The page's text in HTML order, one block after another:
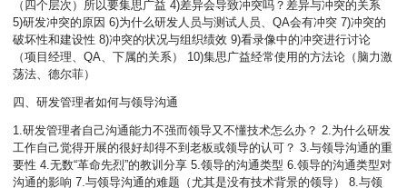
（四个层次）所以要集思广益 4)差异会导致冲突吗？差异与冲突的关系
5)研发冲突的原因 6)为什么研发人员与测试人员、QA会有冲突 7)冲突的
破坏性和建设性 8)冲突的状况与组织绩效 9)看录像中的冲突进行讨论
（项目经理、QA、下属的关系） 10)集思广益经常使用的方法论（脑力激
荡法、德尔菲）
四、研发管理者如何与领导沟通
1.研发管理者自己沟通能力不强而领导又不懂技术怎么办？ 2.为什么研发
工作自己觉得开展的很好却得不到老板或领导的认可？ 3.与领导沟通的重
要性 4.无数“革命先烈”的教训分享 5.领导的沟通类型 6.领导的沟通类型对
沟通的影响 7.与领导沟通的难题（尤其是没有技术背景的领导） 8.与领